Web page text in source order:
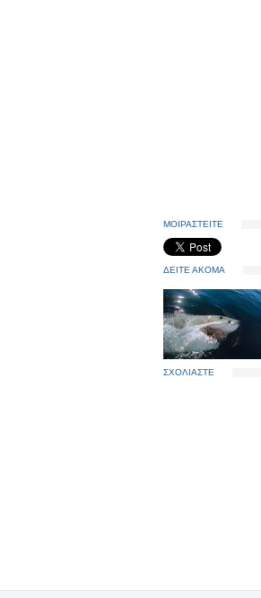
ΜΟΙΡΑΣΤΕΙΤΕ
ΔΕΙΤΕ ΑΚΟΜΑ
ΣΧΟΛΙΑΣΤΕ